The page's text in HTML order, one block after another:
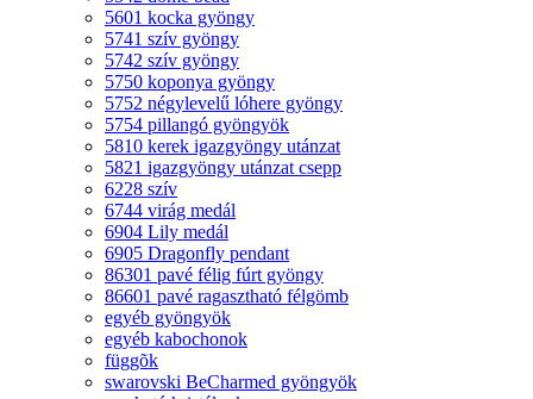
5601 kocka gyöngy
5741 szív gyöngy
5742 szív gyöngy
5750 koponya gyöngy
5752 négylevelű lóhere gyöngy
5754 pillangó gyöngyök
5810 kerek igazgyöngy utánzat
5821 igazgyöngy utánzat csepp
6228 szív
6744 virág medál
6904 Lily medál
6905 Dragonfly pendant
86301 pavé félig fúrt gyöngy
86601 pavé ragasztható félgömb
egyéb gyöngyök
egyéb kabochonok
függõk
swarovski BeCharmed gyöngyök